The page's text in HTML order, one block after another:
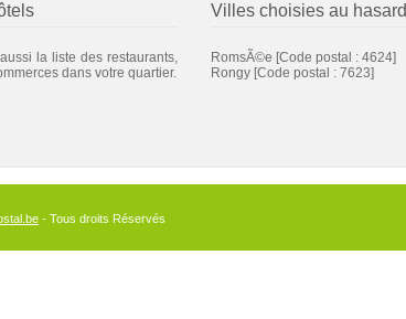
la liste des restaurants,
dans votre quartier.
Villes choisies au hasard
RomsÃ©e [Code postal : 4624]
Rongy [Code postal : 7623]
- Tous droits Réservés